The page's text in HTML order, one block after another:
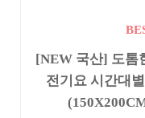
[NEW 국산] 도톰
전기요 시간대